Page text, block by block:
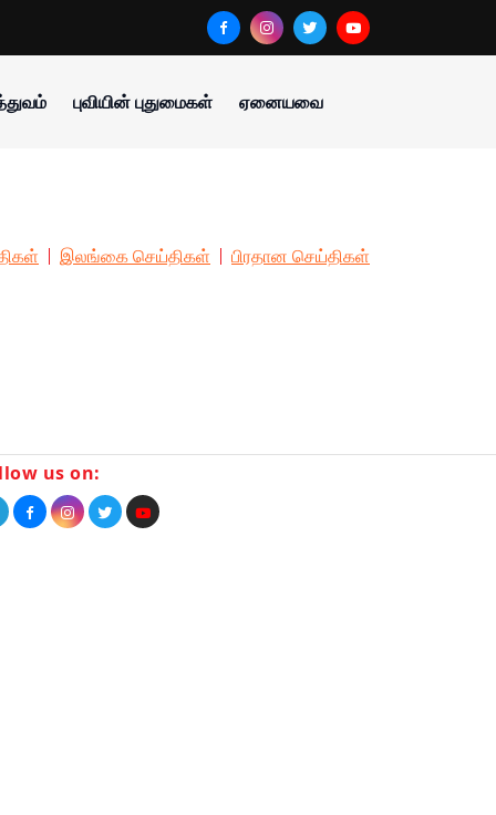
புவியின் புதுமைகள் ஏனையவை
இலங்கை செய்திகள் பிரதான செய்திகள்
us on: